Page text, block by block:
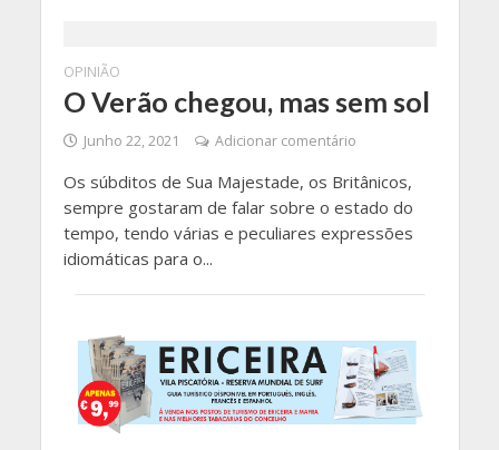
OPINIÃO
O Verão chegou, mas sem sol
Junho 22, 2021 Adicionar comentário
Os súbditos de Sua Majestade, os Britânicos,
sempre gostaram de falar sobre o estado do
tempo, tendo várias e peculiares expressões
idiomáticas para o...